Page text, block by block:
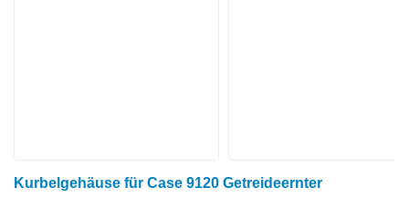
Kurbelgehäuse für Case 9120 Getreideernter